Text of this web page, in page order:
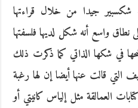
جيدا من خلال قراءتها
نطاق واسع أنه شكل لديها فلسفتها
في شكها الذاتي كما ذكرت ذلك
التي قالت عنها أيضا إن لها رغبة
العمالقة مثل إلياس كانيتي أو